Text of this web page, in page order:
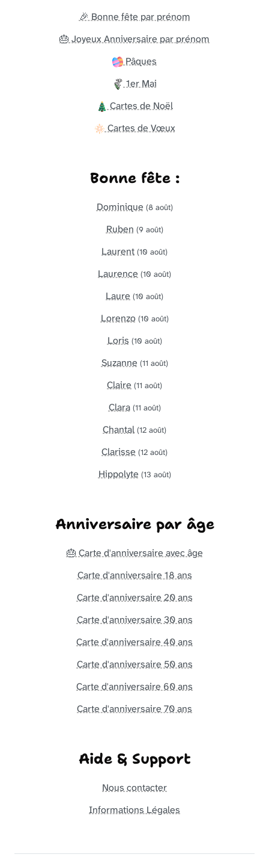
🎉 Bonne fête par prénom
🎂 Joyeux Anniversaire par prénom
Pâques
1er Mai
Cartes de Noël
Cartes de Vœux
Bonne fête :
Dominique (8 août)
Ruben (9 août)
Laurent (10 août)
Laurence (10 août)
Laure (10 août)
Lorenzo (10 août)
Loris (10 août)
Suzanne (11 août)
Claire (11 août)
Clara (11 août)
Chantal (12 août)
Clarisse (12 août)
Hippolyte (13 août)
Anniversaire par âge
🎂 Carte d'anniversaire avec âge
Carte d'anniversaire 18 ans
Carte d'anniversaire 20 ans
Carte d'anniversaire 30 ans
Carte d'anniversaire 40 ans
Carte d'anniversaire 50 ans
Carte d'anniversaire 60 ans
Carte d'anniversaire 70 ans
Aide & Support
Nous contacter
Informations Légales